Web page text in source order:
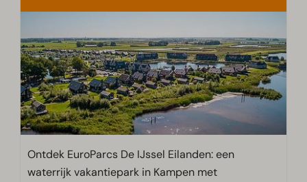
Ontdek EuroParcs De IJssel Eilanden: een
waterrijk vakantiepark in Kampen met